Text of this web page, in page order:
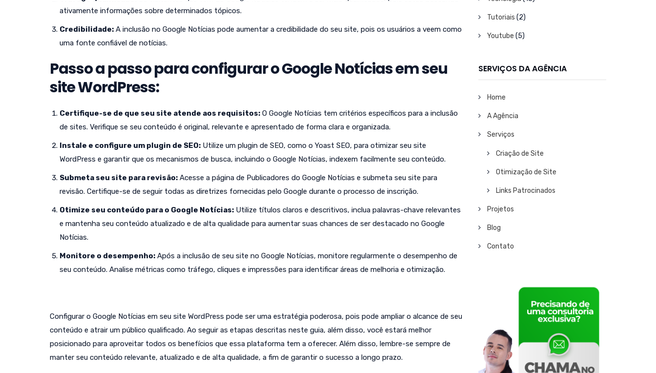
ativamente informações sobre determinados tópicos.
Credibilidade: A inclusão no Google Notícias pode aumentar a credibilidade do seu site, pois os usuários a veem como
uma fonte confiável de notícias.
Passo a passo para configurar o Google Notícias em seu
site WordPress:
Certifique-se de que seu site atende aos requisitos: O Google Notícias tem critérios específicos para a inclusão
de sites. Verifique se seu conteúdo é original, relevante e apresentado de forma clara e organizada.
Instale e configure um plugin de SEO: Utilize um plugin de SEO, como o Yoast SEO, para otimizar seu site
WordPress e garantir que os mecanismos de busca, incluindo o Google Notícias, indexem facilmente seu conteúdo.
Submeta seu site para revisão: Acesse a página de Publicadores do Google Notícias e submeta seu site para
revisão. Certifique-se de seguir todas as diretrizes fornecidas pelo Google durante o processo de inscrição.
Otimize seu conteúdo para o Google Notícias: Utilize títulos claros e descritivos, inclua palavras-chave relevantes
e mantenha seu conteúdo atualizado e de alta qualidade para aumentar suas chances de ser destacado no Google
Notícias.
Monitore o desempenho: Após a inclusão de seu site no Google Notícias, monitore regularmente o desempenho de
seu conteúdo. Analise métricas como tráfego, cliques e impressões para identificar áreas de melhoria e otimização.
Configurar o Google Notícias em seu site WordPress pode ser uma estratégia poderosa, pois pode ampliar o alcance de seu
conteúdo e atrair um público qualificado. Ao seguir as etapas descritas neste guia, além disso, você estará melhor
posicionado para aproveitar todos os benefícios que essa plataforma tem a oferecer. Além disso, lembre-se sempre de
manter seu conteúdo relevante, atualizado e de alta qualidade, a fim de garantir o sucesso a longo prazo.
Tutoriais (2)
Youtube (5)
SERVIÇOS DA AGÊNCIA
Home
A Agência
Serviços
Criação de Site
Otimização de Site
Links Patrocinados
Projetos
Blog
Contato